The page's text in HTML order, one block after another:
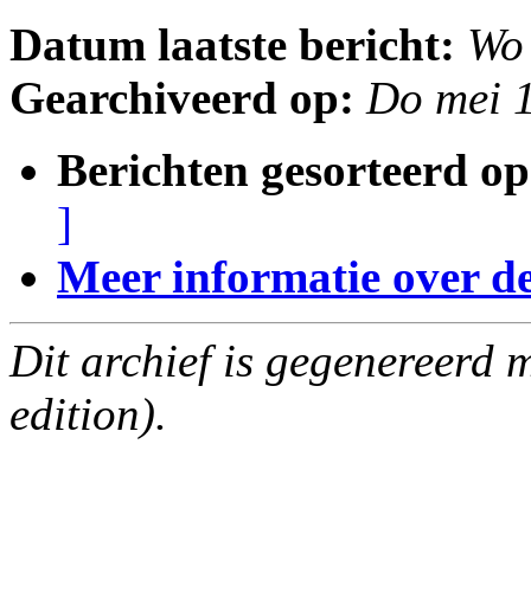
Datum laatste bericht:
Gearchiveerd op: Do mei
Berichten gesorteerd
]
Meer informatie over
Dit archief is gegenereerd
edition).